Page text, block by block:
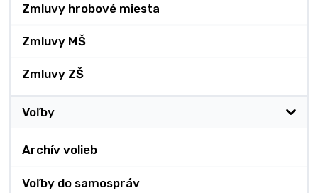
Zmluvy hrobové miesta
Zmluvy MŠ
Zmluvy ZŠ
Voľby
Archív volieb
Voľby do samospráv